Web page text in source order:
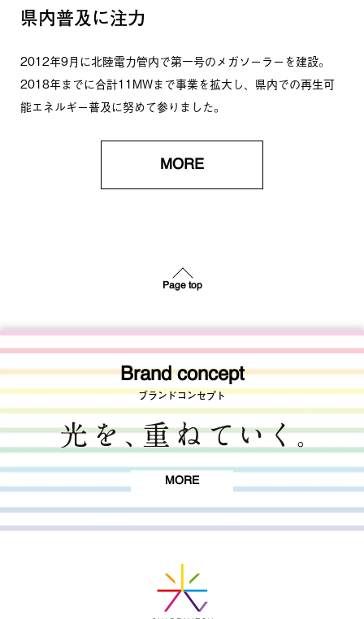
県内普及に注力
2012年9月に北陸電力管内で第一号のメガソーラーを建設。
2018年までに合計11MWまで事業を拡大し、県内での再生可
能エネルギー普及に努めて参りました。
MORE
Page top
Brand concept
ブランドコンセプト
MORE